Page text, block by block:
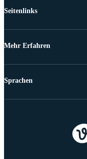
Seitenlinks
Mehr Erfahren
Sprachen